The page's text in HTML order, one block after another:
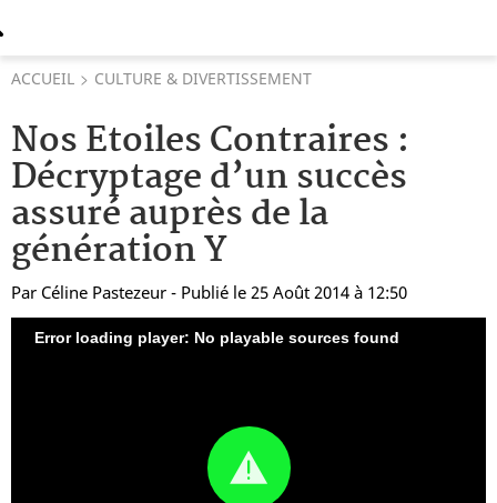
ACCUEIL CULTURE & DIVERTISSEMENT
Nos Etoiles Contraires :
Décryptage d’un succès
assuré auprès de la
génération Y
Par Céline Pastezeur - Publié le 25 Août 2014 à 12:50
Error loading player: No playable sources found